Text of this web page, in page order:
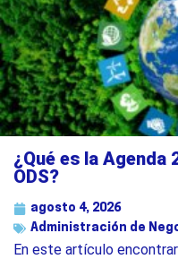
¿Qué es la Agenda
ODS?
agosto 4, 2026
Administración de
En este artículo